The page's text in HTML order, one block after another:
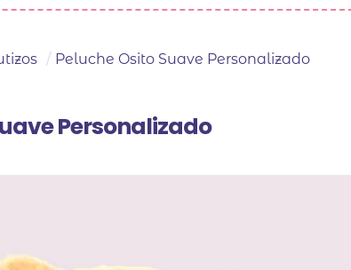
/ Peluche Osito Suave Personalizado
Personalizado